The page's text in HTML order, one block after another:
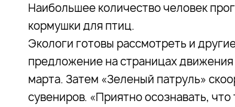
Наибольшее количество человек
кормушки для птиц.
Экологи готовы рассмотреть и
предложение на страницах движения
марта. Затем «Зеленый патруль»
сувениров. «Приятно осознавать,